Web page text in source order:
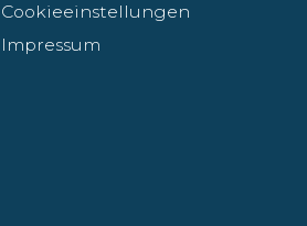
Cookieeinstellungen
Impressum